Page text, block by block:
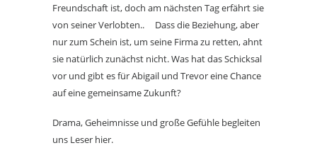
Freundschaft ist, doch am nächsten Tag erfährt sie
von seiner Verlobten.. Dass die Beziehung, aber
nur zum Schein ist, um seine Firma zu retten, ahnt
sie natürlich zunächst nicht. Was hat das Schicksal
vor und gibt es für Abigail und Trevor eine Chance
auf eine gemeinsame Zukunft?
Drama, Geheimnisse und große Gefühle begleiten
uns Leser hier.